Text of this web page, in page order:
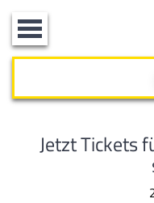
Toggle
navigation
Jetzt Tickets